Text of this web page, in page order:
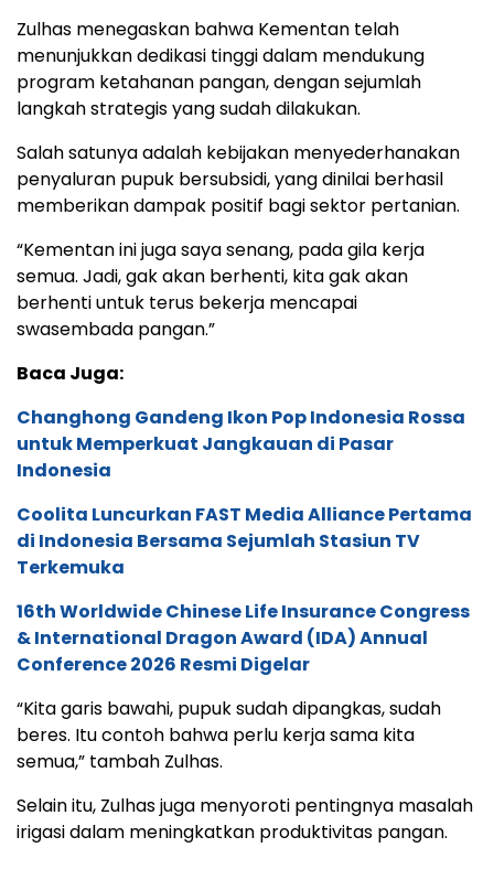
Zulhas menegaskan bahwa Kementan telah
menunjukkan dedikasi tinggi dalam mendukung
program ketahanan pangan, dengan sejumlah
langkah strategis yang sudah dilakukan.
Salah satunya adalah kebijakan menyederhanakan
penyaluran pupuk bersubsidi, yang dinilai berhasil
memberikan dampak positif bagi sektor pertanian.
“Kementan ini juga saya senang, pada gila kerja
semua. Jadi, gak akan berhenti, kita gak akan
berhenti untuk terus bekerja mencapai
swasembada pangan.”
Baca Juga:
Changhong Gandeng Ikon Pop Indonesia Rossa
untuk Memperkuat Jangkauan di Pasar
Indonesia
Coolita Luncurkan FAST Media Alliance Pertama
di Indonesia Bersama Sejumlah Stasiun TV
Terkemuka
16th Worldwide Chinese Life Insurance Congress
& International Dragon Award (IDA) Annual
Conference 2026 Resmi Digelar
“Kita garis bawahi, pupuk sudah dipangkas, sudah
beres. Itu contoh bahwa perlu kerja sama kita
semua,” tambah Zulhas.
Selain itu, Zulhas juga menyoroti pentingnya masalah
irigasi dalam meningkatkan produktivitas pangan.